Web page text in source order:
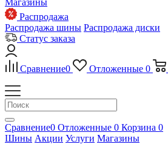
Магазины
Распродажа
Распродажа шины Распродажа диски
Статус заказа
Сравнение0 Отложенные 0
Сравнение0 Отложенные 0 Корзина 0
Шины Акции Услуги Магазины